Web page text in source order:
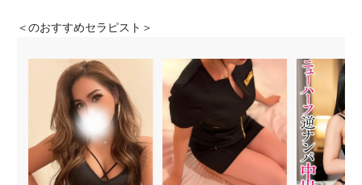
＜のおすすめセラピスト＞